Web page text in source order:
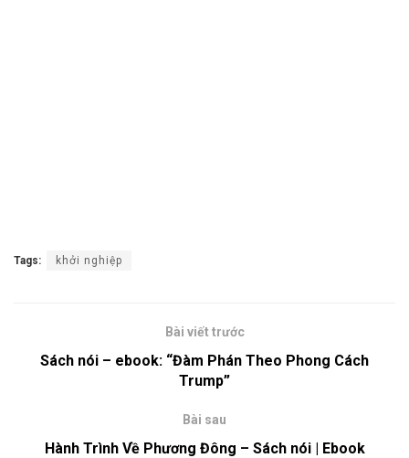
Tags: khởi nghiệp
Bài viết trước
Sách nói – ebook: “Đàm Phán Theo Phong Cách
Trump”
Bài sau
Hành Trình Về Phương Đông – Sách nói | Ebook